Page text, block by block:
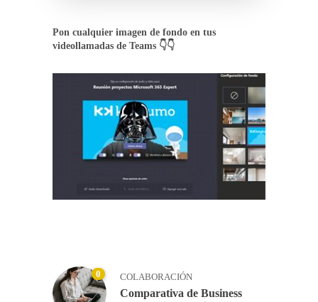
Pon cualquier imagen de fondo en tus
videollamadas de Teams 👇👇
0 COLABORACIÓN
Comparativa de Business